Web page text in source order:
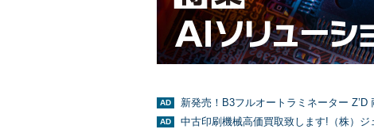
新発売！B3フルオートラミネーター
中古印刷機械高価買取致します!（株）